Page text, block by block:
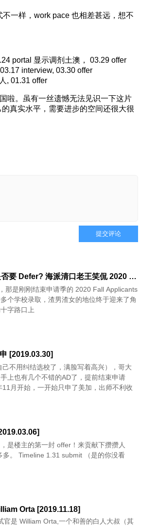
一样，work pace 也相差甚远，想不
portal 显示调剂土澳， 03.29 offer
interview, 03.30 offer
, 01.31 offer
啦。虽有一丝遗憾无法见识一下这片
真实水平，需要进步的空间还很大很
提交评论
如何选数据硕士 Offer? 是否要 Defer? 海派清口老王笑侃 2020 Fall 你最关心的两个问题 - 在线(4/16)
那是刚刚结束申请季的 2020 Fall Applicants
个学校录取，渣男渣女的地位终于迎来了角
字路口上
[2019.03.30]
不用纠结选校了，满脸写着高兴），哥大
上也有几个不错的AD了，提前结束申请
月开始，一开始只申了美加，出师不利收
是楼主的第一封 offer！来贡献下攒攒人
submit （是的你没看
Orta [2019.11.18]
官是 William Orta,一个和善的白人大叔（其